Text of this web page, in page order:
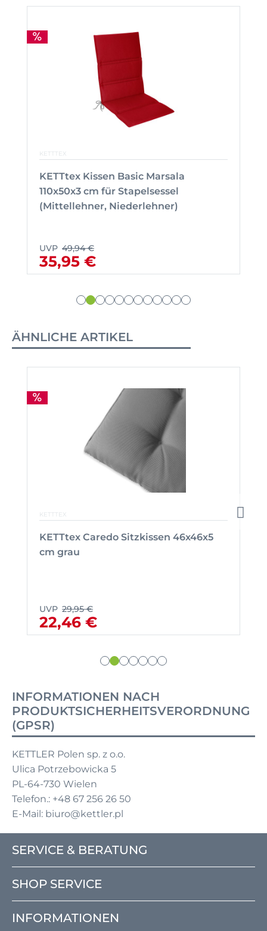
KETTTEX
KETTtex Kissen Basic Marsala
110x50x3 cm für Stapelsessel
(Mittellehner, Niederlehner)
UVP 49,94 €
35,95 €
ÄHNLICHE ARTIKEL
KETTTEX
KETTtex Caredo Sitzkissen 46x46x5
cm grau
UVP 29,95 €
22,46 €
INFORMATIONEN NACH
PRODUKTSICHERHEITSVERORDNUNG
(GPSR)
KETTLER Polen sp. z o.o.
Ulica Potrzebowicka 5
PL-64-730 Wielen
Telefon.: +48 67 256 26 50
E-Mail: biuro@kettler.pl
SERVICE & BERATUNG
SHOP SERVICE
INFORMATIONEN